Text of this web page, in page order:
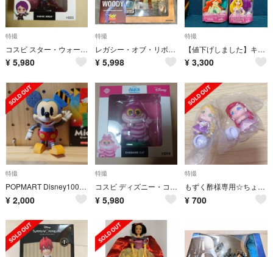
特撮
コスビ スター・ウォーズ・コレクション #023 サビーヌ・レン TVドラマ …
¥ 5,980
特撮
レガシー・オブ・リボルテック 特撮 フィギュア トイ・ストーリー
¥ 5,998
特撮
【値下げしました】キラキラドレスのプリンセスドール アリエル＆ラプンツェル
¥ 3,300
特撮
POPMART Disney100 Anniversary Mickey
¥ 2,000
特撮
コスビ ディズニー・コレクション #014 チェシャ猫 映画 ふしぎの国のアリ…
¥ 5,980
特撮
もずく酢様専用☆ちょっこりさんFig. ディズニープリンセス スペシャル
¥ 700